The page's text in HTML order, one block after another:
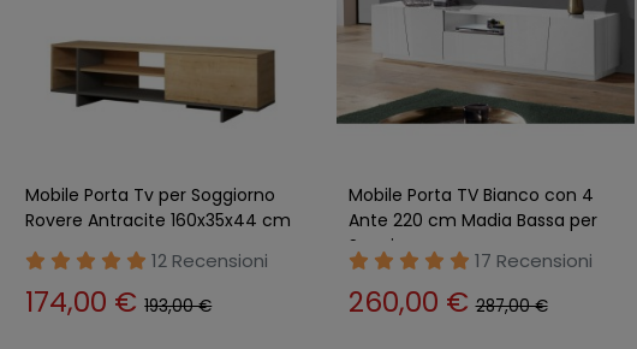
Mobile Porta Tv per Soggiorno
Rovere Antracite 160x35x44 cm
12 Recensioni
174,00 €193,00 €
Mobile Porta TV Bianco con 4
Ante 220 cm Madia Bassa per
Soggiorno
17 Recensioni
260,00 €287,00 €